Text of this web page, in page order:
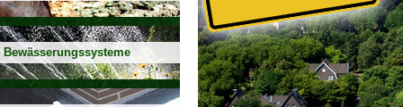
Bewässerungssysteme